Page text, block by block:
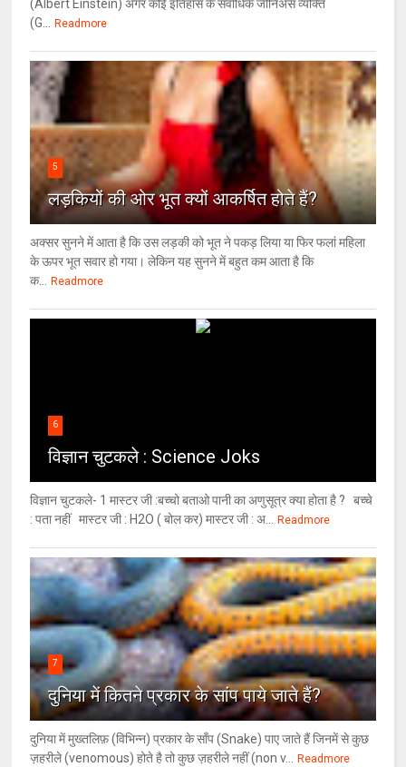
(Albert Einstein) अगर कोई इतिहास के सर्वाधिक जीनिअस व्यक्ति
(G...
Readmore
5
लड़कियों की ओर भूत क्‍यों आकर्षित होते हैं?
अक्सर सुनने में आता है कि उस लड़की को भूत ने पकड़ लिया या फिर फलां महिला
के ऊपर भूत सवार हो गया। लेकिन यह सुनने में बहुत कम आता है कि
क...
Readmore
6
विज्ञान चुटकले : Science Joks
विज्ञान चुटकले- 1 मास्टर जी :बच्चो बताओ पानी का अणुसूत्र क्या होता है ? बच्चे
: पता नहीं मास्टर जी : H2O ( बोल कर) मास्टर जी : अ...
Readmore
7
दुनिया में कितने प्रकार के सांप पाये जाते हैं?
दुनिया में मुख्तलिफ़ (विभिन्न) प्रकार के साँप (Snake) पाए जाते हैं जिनमें से कुछ
ज़हरीले (venomous) होते है तो कुछ ज़हरीले नहीं (non v...
Readmore